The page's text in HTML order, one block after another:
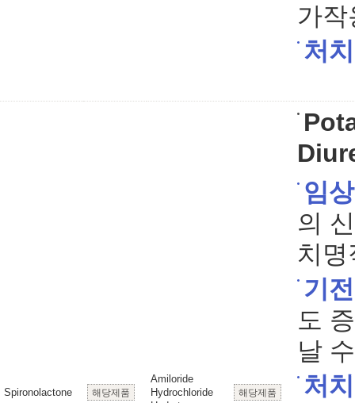
가
처치
Spironolactone 해당제품
Amiloride
Hydrochloride
해당제품
임
의
치
기전
도
날
처치